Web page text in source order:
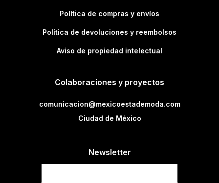
Política de compras y envíos
Política de devoluciones y reembolsos
Aviso de propiedad intelectual
Colaboraciones y proyectos
comunicacion@mexicoestademoda.com
Ciudad de México
Newsletter